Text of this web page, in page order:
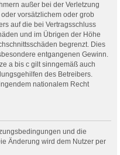
außer bei der Verletzung
vorsätzlichem oder grob
auf die bei Vertragsschluss
und im Übrigen der Höhe
begrenzt. Dies
entgangenen Gewinn.
a bis c gilt sinngemäß auch
des Betreibers.
nationalem Recht
und die
Änderung wird dem Nutzer per